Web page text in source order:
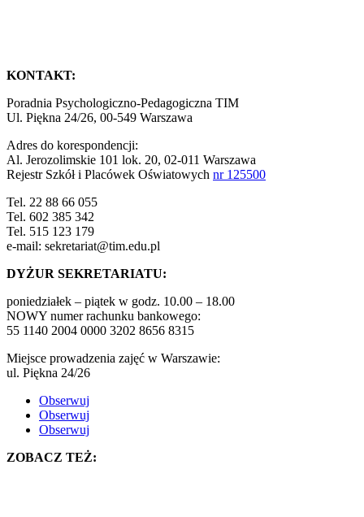
KONTAKT:
Poradnia Psychologiczno-Pedagogiczna TIM
Ul. Piękna 24/26, 00-549 Warszawa
Adres do korespondencji:
Al. Jerozolimskie 101 lok. 20, 02-011 Warszawa
Rejestr Szkół i Placówek Oświatowych nr 125500
Tel. 22 88 66 055
Tel. 602 385 342
Tel. 515 123 179
e-mail: sekretariat@tim.edu.pl
DYŻUR SEKRETARIATU:
poniedziałek – piątek w godz. 10.00 – 18.00
NOWY numer rachunku bankowego:
55 1140 2004 0000 3202 8656 8315
Miejsce prowadzenia zajęć w Warszawie:
ul. Piękna 24/26
Obserwuj
Obserwuj
Obserwuj
ZOBACZ TEŻ: